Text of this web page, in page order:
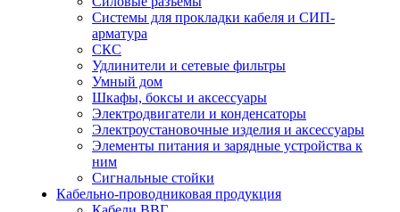
Системы для прокладки кабеля и СИП-
арматура
СКС
Удлинители и сетевые фильтры
Умный дом
Шкафы, боксы и аксессуары
Электродвигатели и конденсаторы
Электроустановочные изделия и аксессуары
Элементы питания и зарядные устройства к
ним
Сигнальные стойки
Кабельно-проводниковая продукция